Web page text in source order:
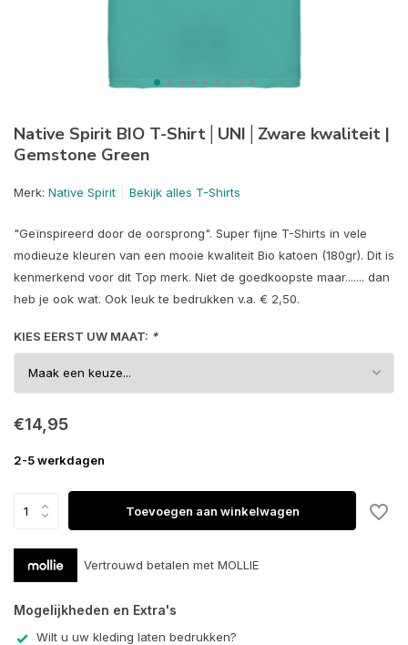
Native Spirit BIO T-Shirt│UNI│Zware kwaliteit |
Gemstone Green
Merk: Native Spirit Bekijk alles T-Shirts
"Geïnspireerd door de oorsprong". Super fijne T-Shirts in vele
modieuze kleuren van een mooie kwaliteit Bio katoen (180gr). Dit is
kenmerkend voor dit Top merk. Niet de goedkoopste maar....... dan
heb je ook wat. Ook leuk te bedrukken v.a. € 2,50.
KIES EERST UW MAAT: *
€14,95
2-5 werkdagen
Toevoegen aan winkelwagen
Vertrouwd betalen met MOLLIE
Mogelijkheden en Extra's
Wilt u uw kleding laten bedrukken?